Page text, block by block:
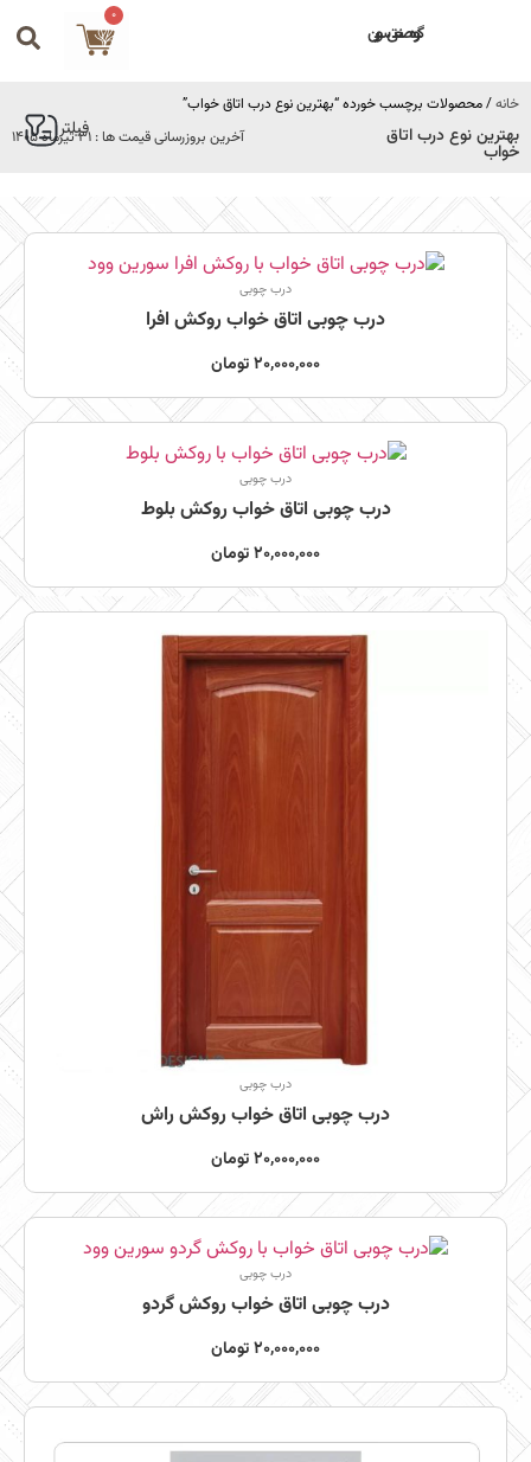
گروه صنعتی سورین
0
خانه/ محصولات برچسب خورده “بهترین نوع درب اتاق خواب”
فیلتر بهترین نوع درب اتاق
خواب
آخرین بروزرسانی قیمت ها : 31 تیرماه 1405
درب چوبی
درب چوبی اتاق خواب روکش افرا
20,000,000تومان
درب چوبی
درب چوبی اتاق خواب روکش بلوط
20,000,000تومان
درب چوبی
درب چوبی اتاق خواب روکش راش
20,000,000تومان
درب چوبی
درب چوبی اتاق خواب روکش گردو
20,000,000تومان